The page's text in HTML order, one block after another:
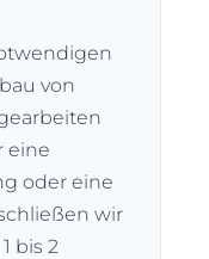
von
eine
oder eine
wir
bis 2